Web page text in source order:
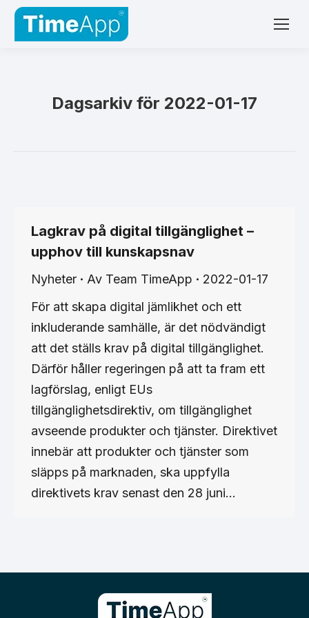
Dagsarkiv för 2022-01-17
Lagkrav på digital tillgänglighet –
upphov till kunskapsnav
Nyheter Av Team TimeApp
2022-01-17
För att skapa digital jämlikhet och ett
inkluderande samhälle, är det nödvändigt
att det ställs krav på digital tillgänglighet.
Därför håller regeringen på att ta fram ett
lagförslag, enligt EUs
tillgänglighetsdirektiv, om tillgänglighet
avseende produkter och tjänster. Direktivet
innebär att produkter och tjänster som
släpps på marknaden, ska uppfylla
direktivets krav senast den 28 juni…